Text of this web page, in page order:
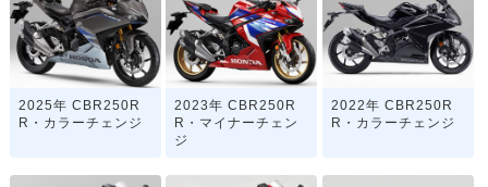
2025年 CBR250R
R・カラーチェンジ
2023年 CBR250R
R・マイナーチェン
ジ
2022年 CBR250R
R・カラーチェンジ